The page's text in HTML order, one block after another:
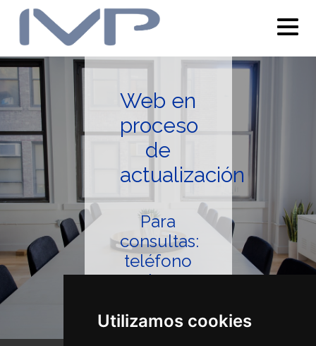
Utilizamos cookies
Web en
proceso
de
actualización
Para
consultas:
teléfono
/Whatsapp:
610743389